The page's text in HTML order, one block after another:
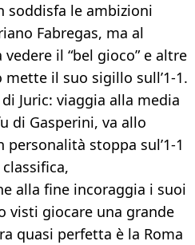
soddisfa le ambizioni
Fabregas, ma al
il “bel gioco” e altre
mette il suo sigillo sull’1-1.
Juric: viaggia alla media
di Gasperini, va allo
stoppa sul’1-1
alla fine incoraggia i suoi
visti giocare una grande
quasi perfetta è la Roma